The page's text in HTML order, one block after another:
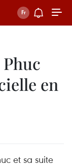
en
et sa suite